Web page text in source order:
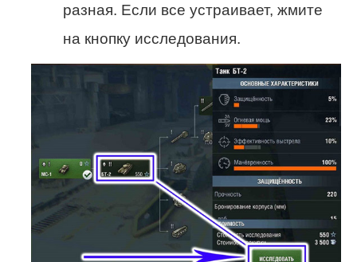
разная. Если все устраивает, жмите
на кнопку исследования.